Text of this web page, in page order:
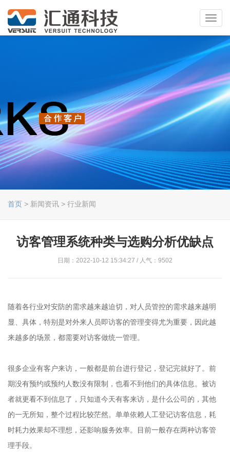
首页 > 新闻资讯 > 行业新闻
访客管理系统种类与选购分析优缺点
日期：2022-10-12 15:34:27 / 人气：9502
随着各行业对安防的需求越来越迫切，对人员管控的需求越来越明
显、具体，特别是对外来人员即访客的管理变得尤为重要，因此越
来越多的场景，都需要对访客做统一管理。
很多企业有客户来访，一般都是前台进行登记，登记完就好了。前
期没有预约或预约人数没有限制，也看不到他们的具体信息。被访
者就更看不到信息了，只知道今天有客来访，是什么公司的，其他
的一无所知，整个过程比较茫然。单单依赖人工登记访客信息，耗
时耗力效果却不理想，还影响服务效率。目前一般存在两种访客管
理手段。